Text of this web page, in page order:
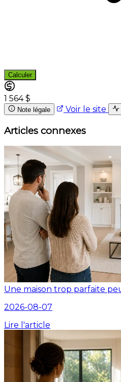
Calculer
1 564 $
Note légale Voir le site
Articles connexes
Une maison trop parfaite
2026-08-07
Lire l'article